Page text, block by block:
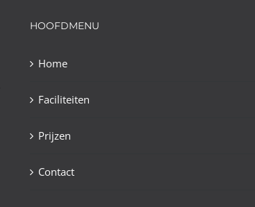
HOOFDMENU
Home
Faciliteiten
Prijzen
Contact